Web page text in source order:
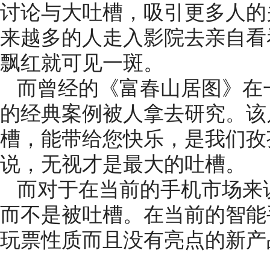
讨论与大吐槽，吸引更多人
来越多的人走入影院去亲自
飘红就可见一斑。
而曾经的《富春山居图》
的经典案例被人拿去研究。
槽，能带给您快乐，是我们
说，无视才是最大的吐槽。
而对于在当前的手机市场
而不是被吐槽。在当前的智
玩票性质而且没有亮点的新